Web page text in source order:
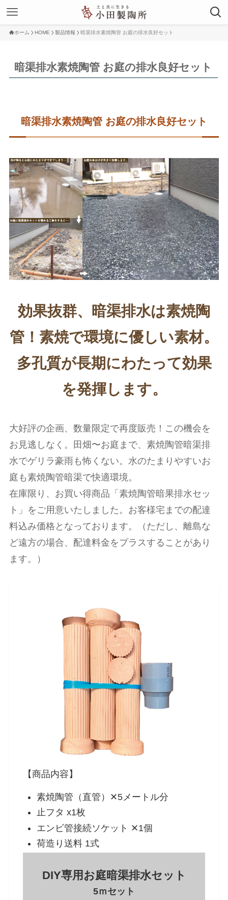
ホーム HOME 製品情報 暗渠排水素焼陶管 お庭の排水良好セット
暗渠排水素焼陶管 お庭の排水良好セット
暗渠排水素焼陶管 お庭の排水良好セット
効果抜群、暗渠排水は素焼陶
管！素焼で環境に優しい素材。
多孔質が長期にわたって効果
を発揮します。
大好評の企画、数量限定で再度販売！この機会を
お見逃しなく。田畑〜お庭まで、素焼陶管暗渠排
水でゲリラ豪雨も怖くない。水のたまりやすいお
庭も素焼陶管暗渠で快適環境。
在庫限り、お買い得商品「素焼陶管暗果排水セッ
ト」をご用意いたしました。お客様宅までの配達
料込み価格となっております。（ただし、離島な
ど遠方の場合、配達料金をプラスすることがあり
ます。）
【商品内容】
素焼陶管（直管）✕5メートル分
止フタ x1枚
エンビ管接続ソケット ✕1個
荷造り送料 1式
DIY専用お庭暗渠排水セット
5ｍセット